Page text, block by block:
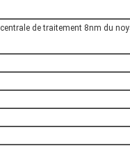
de traitement 8nm du